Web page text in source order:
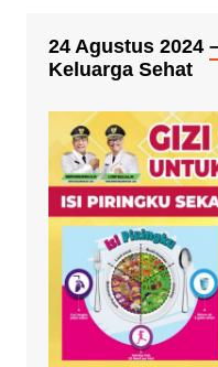
24 Agustus 2024
Keluarga Sehat